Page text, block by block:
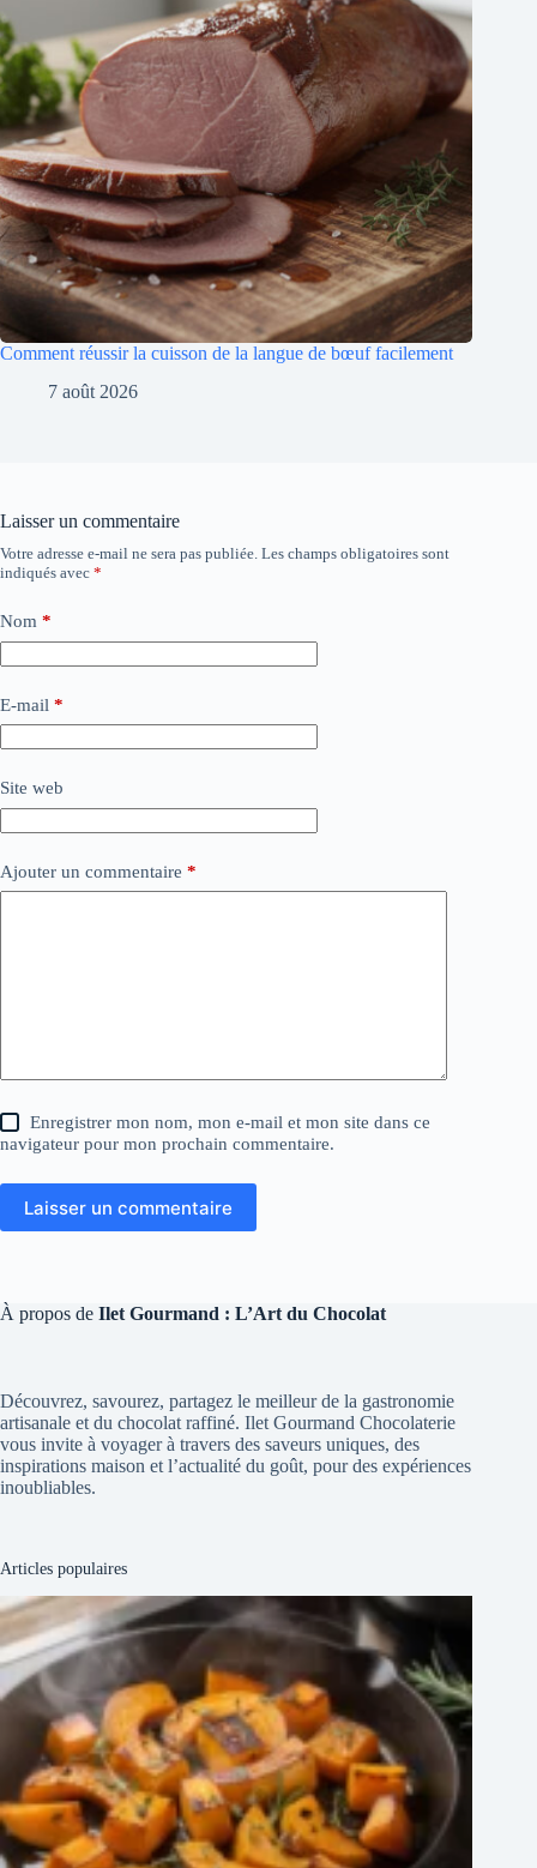
Comment réussir la cuisson de la langue de bœuf facilement
7 août 2026
Laisser un commentaire
Votre adresse e-mail ne sera pas publiée. Les champs obligatoires sont
indiqués avec *
Nom *
E-mail *
Site web
Ajouter un commentaire *
Enregistrer mon nom, mon e-mail et mon site dans ce
navigateur pour mon prochain commentaire.
Laisser un commentaire
À propos de Ilet Gourmand : L’Art du Chocolat
Découvrez, savourez, partagez le meilleur de la gastronomie
artisanale et du chocolat raffiné. Ilet Gourmand Chocolaterie
vous invite à voyager à travers des saveurs uniques, des
inspirations maison et l’actualité du goût, pour des expériences
inoubliables.
Articles populaires